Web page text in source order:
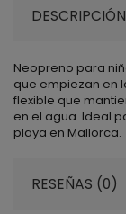
DESCRIPCIÓN
Neopreno para
que empiezan en
flexible que
en el agua. Ideal
playa en Mallorca.
RESEÑAS (0)